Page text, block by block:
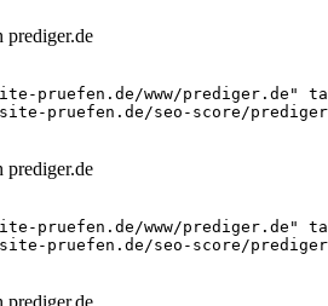
pruefen.de/www/prediger.de"
pruefen.de/seo-score/
pruefen.de/www/prediger.de"
pruefen.de/seo-score/